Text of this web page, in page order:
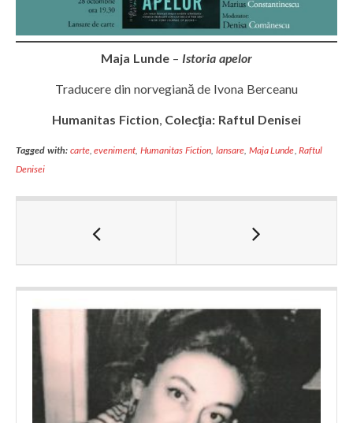
Maja Lunde – Istoria apelor
Traducere din norvegiană de Ivona Berceanu
Humanitas Fiction, Colecţia: Raftul Denisei
Tagged with: carte,eveniment,Humanitas Fiction, lansare, Maja Lunde,Raftul
Denisei